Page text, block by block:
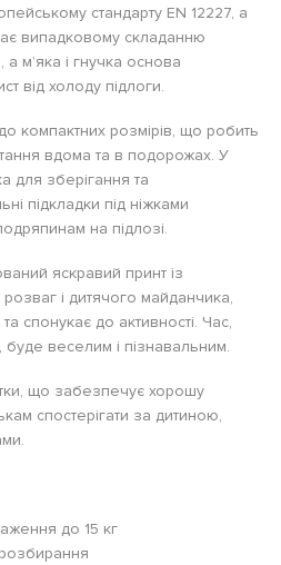
стандарту EN 12227, а
випадковому складанню
а м’яка і гнучка основа
від холоду підлоги.
компактних розмірів, що робить
вдома та в подорожах. У
для зберігання та
підкладки під ніжками
на підлозі.
яскравий принт із
і дитячого майданчика,
спонукає до активності. Час,
веселим і пізнавальним.
що забезпечує хорошу
спостерігати за дитиною,
до 15 кг